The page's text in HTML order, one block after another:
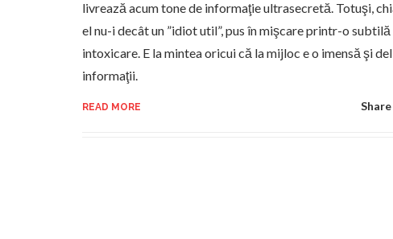
livrează acum tone de informaţie ultrasecretă. Totuşi,
el nu-i decât un ”idiot util”, pus în mişcare printr-o
intoxicare. E la mintea oricui că la mijloc e o imensă şi
informaţii.
READ MORE Share